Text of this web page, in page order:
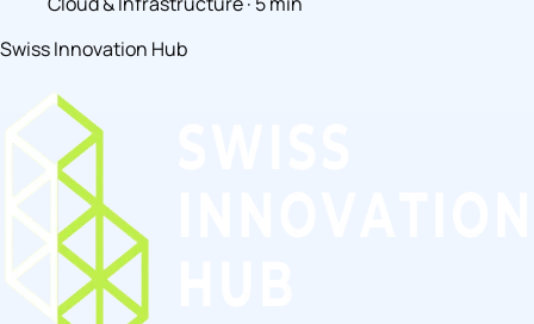
Swiss Innovation Hub